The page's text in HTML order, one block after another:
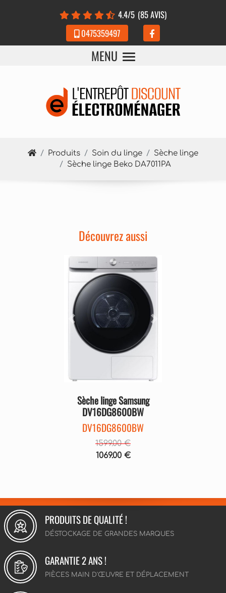
4.4/5 (85 AVIS)
0475359497
MENU
Produits Soin du linge
Sèche linge
Sèche linge Beko DA7011PA
Découvrez aussi
Précédent
Sèche linge Samsung
DV16DG8600BW
DV16DG8600BW
1599.00 €
1069.00 €
PRODUITS DE QUALITÉ !
DÉSTOCKAGE DE GRANDES MARQUES
GARANTIE 2 ANS !
PIÈCES MAIN D'ŒUVRE ET DÉPLACEMENT